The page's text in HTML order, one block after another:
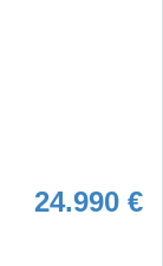
24.990 €